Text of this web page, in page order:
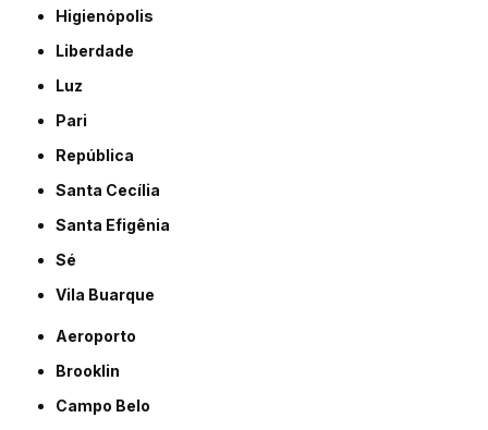
Higienópolis
Liberdade
Luz
Pari
República
Santa Cecília
Santa Efigênia
Sé
Vila Buarque
Aeroporto
Brooklin
Campo Belo